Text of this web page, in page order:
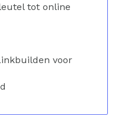
tot online
voor